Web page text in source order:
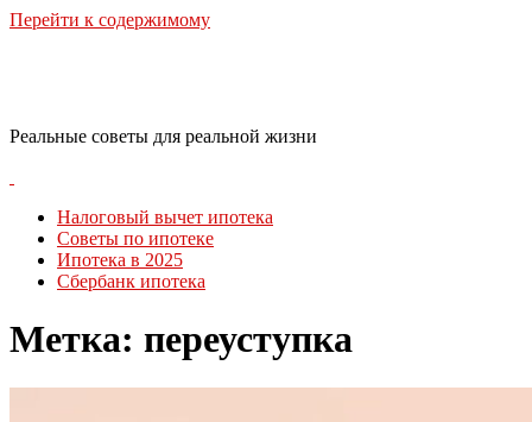
Перейти к содержимому
Реальные советы для реальной жизни
Налоговый вычет ипотека
Советы по ипотеке
Ипотека в 2025
Сбербанк ипотека
Метка: переуступка